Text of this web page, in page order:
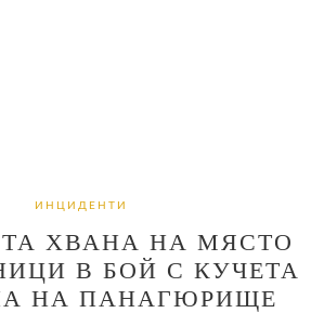
ИНЦИДЕНТИ
ХВАНА НА МЯСТО
В БОЙ С КУЧЕТА
НА ПАНАГЮРИЩЕ